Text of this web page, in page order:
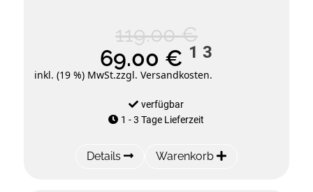
119.00 €
69.00 € 1 3
inkl. (19 %) MwSt.zzgl. Versandkosten.
verfügbar
1 - 3 Tage Lieferzeit
Details Warenkorb